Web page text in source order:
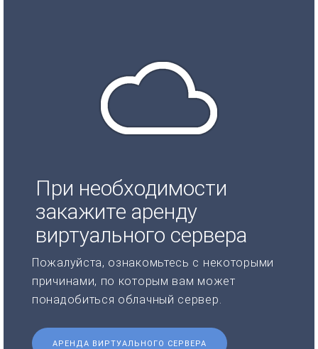
При необходимости
закажите аренду
виртуального сервера
Пожалуйста, ознакомьтесь с некоторыми
причинами, по которым вам может
понадобиться облачный сервер.
АРЕНДА ВИРТУАЛЬНОГО СЕРВЕРА